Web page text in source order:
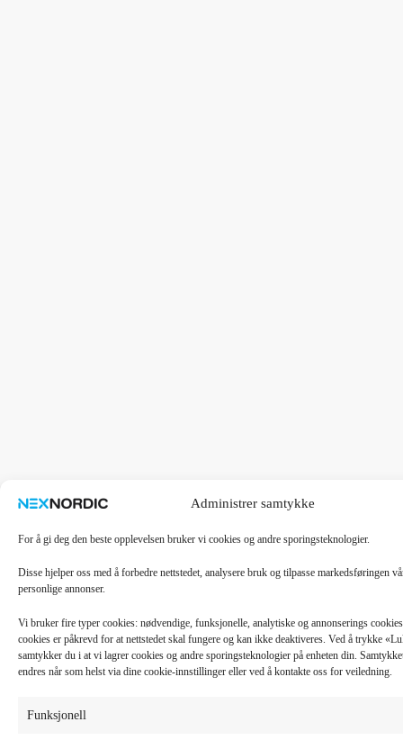
Administrer samtykke
For å gi deg den beste opplevelsen bruker vi cookies og andre sporingsteknologier.
Disse hjelper oss med å forbedre nettstedet, analysere bruk og tilpasse markedsføringen
personlige annonser.
Vi bruker fire typer cookies: nødvendige, funksjonelle, analytiske og annonserings
cookies er påkrevd for at nettstedet skal fungere og kan ikke deaktiveres. Ved å trykke
samtykker du i at vi lagrer cookies og andre sporingsteknologier på enheten din.
endres når som helst via dine cookie-innstillinger eller ved å kontakte oss for veiledning.
Funksjonell